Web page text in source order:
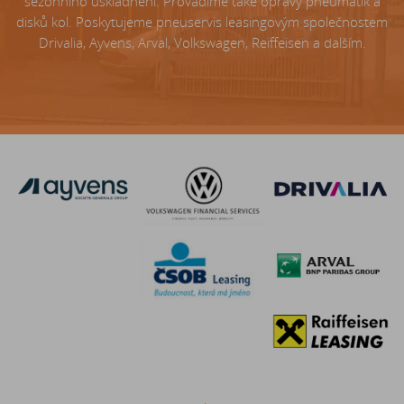
disků kol. Poskytujeme pneuservis leasingovým společnostem
Drivalia, Ayvens, Arval, Volkswagen, Reiffeisen a dalším.